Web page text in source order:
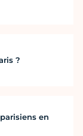
?
en